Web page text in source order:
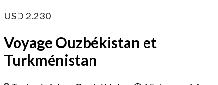
USD 2.230
Voyage Ouzbékistan et
Turkménistan